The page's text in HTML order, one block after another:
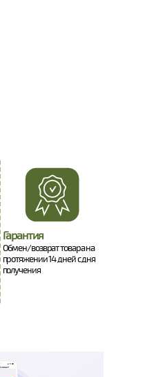
Гарантия
Обмен/возврат товара на
протяжении 14 дней с дня
получения